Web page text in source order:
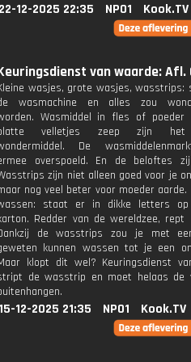
22-12-2025 22:35 NPO1 Kook.TV
van waarde: Afl.
wasjes, grote wasjes, wasstrips:
wasmachine en alles zou
Wasmiddel in fles of poeder
velletjes zeep zijn het
De
overspoeld. En de beloftes
zijn niet alleen goed voor je
nog veel beter voor moeder
staat er in dikke letters
Redder van de wereldzee, rept
de wasstrips zou je met
kunnen wassen tot je een
klopt dit wel? Keuringsdienst
de wasstrip en moet helaas de
15-12-2025 21:35 NPO1 Kook.TV